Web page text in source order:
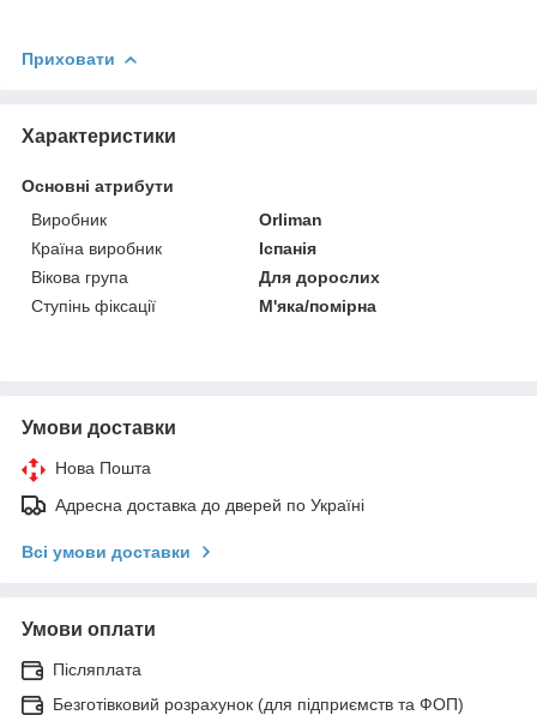
Приховати
Характеристики
Основні атрибути
Виробник
Orliman
Країна виробник
Іспанія
Вікова група
Для дорослих
Ступінь фіксації
М'яка/помірна
Умови доставки
Нова Пошта
Адресна доставка до дверей по Україні
Всі умови доставки
Умови оплати
Післяплата
Безготівковий розрахунок (для підприємств та ФОП)